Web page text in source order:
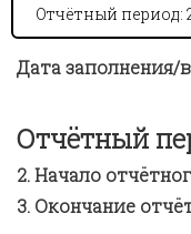
Отчётный период:
Дата заполнения/
Отчётный
Начало
Окончание